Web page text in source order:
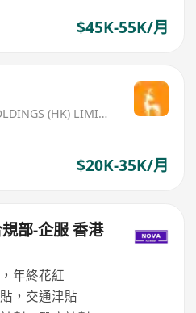
$45K-55K/月
IDEAL-CAREERBRIDGE HOLDINGS (HK) LIMITED
$20K-35K/月
部-企服 香港
年終花紅
，交通津貼